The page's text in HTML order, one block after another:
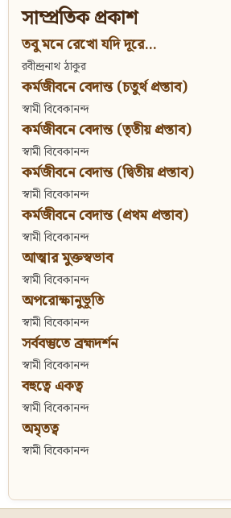
সাম্প্রতিক প্রকাশ
তবু মনে রেখো যদি দূরে...
রবীন্দ্রনাথ ঠাকুর
কর্মজীবনে বেদান্ত (চতুর্থ প্রস্তাব)
স্বামী বিবেকানন্দ
কর্মজীবনে বেদান্ত (তৃতীয় প্রস্তাব)
স্বামী বিবেকানন্দ
কর্মজীবনে বেদান্ত (দ্বিতীয় প্রস্তাব)
স্বামী বিবেকানন্দ
কর্মজীবনে বেদান্ত (প্রথম প্রস্তাব)
স্বামী বিবেকানন্দ
আত্মার মুক্তস্বভাব
স্বামী বিবেকানন্দ
অপরোক্ষানুভূতি
স্বামী বিবেকানন্দ
সর্ববস্তুতে ব্রহ্মদর্শন
স্বামী বিবেকানন্দ
বহুত্বে একত্ব
স্বামী বিবেকানন্দ
অমৃতত্ব
স্বামী বিবেকানন্দ